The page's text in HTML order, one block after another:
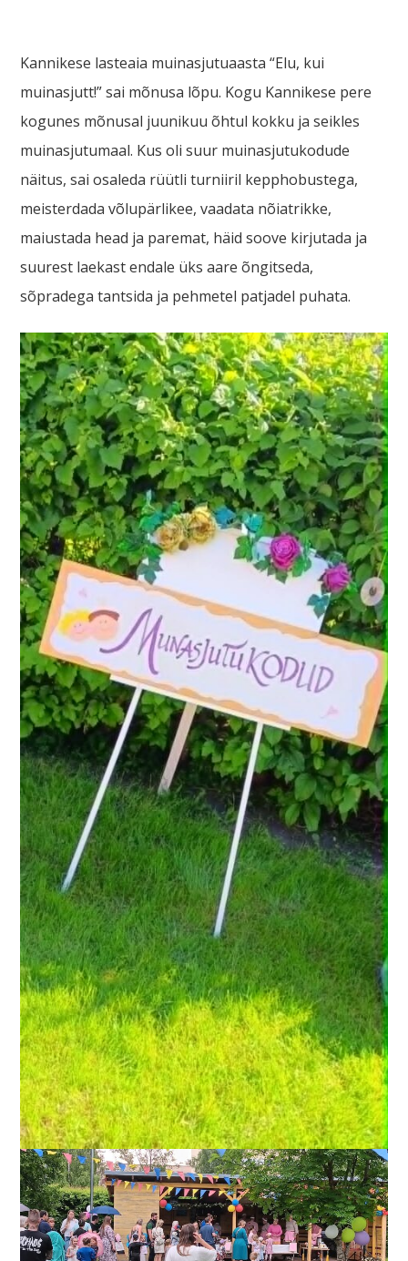
Kannikese lasteaia muinasjutuaasta “Elu, kui
muinasjutt!” sai mõnusa lõpu. Kogu Kannikese pere
kogunes mõnusal juunikuu õhtul kokku ja seikles
muinasjutumaal. Kus oli suur muinasjutukodude
näitus, sai osaleda rüütli turniiril kepphobustega,
meisterdada võlupärlikee, vaadata nõiatrikke,
maiustada head ja paremat, häid soove kirjutada ja
suurest laekast endale üks aare õngitseda,
sõpradega tantsida ja pehmetel patjadel puhata.